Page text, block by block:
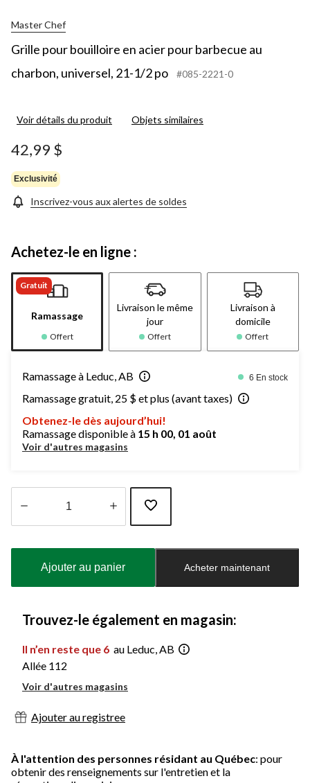
Master Chef
Grille pour bouilloire en acier pour barbecue au
charbon, universel, 21-1/2 po
#085-2221-0
Voir détails du produit Objets similaires
42,99 $
Exclusivité
Inscrivez-vous aux alertes de soldes
Achetez-le en ligne :
Gratuit
Ramassage
Offert
Livraison le même
jour
Offert
Livraison à
domicile
Offert
Ramassage à Leduc, AB 6 En stock
Ramassage gratuit, 25 $ et plus (avant taxes)
Obtenez-le dès aujourd’hui!
Ramassage disponible à 15 h 00, 01 août
Voir d'autres magasins
à
Ajouter au panier Acheter maintenant
Trouvez-le également en magasin:
Il n’en reste que 6 au Leduc, AB
Allée 112
Voir d'autres magasins
Ajouter au registree
À l'attention des personnes résidant au Québec: pour
obtenir des renseignements sur l'entretien et la